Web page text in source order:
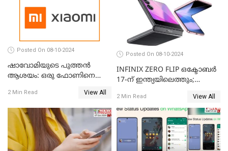
Posted On 08-10-2024
ഷാവോമിയുടെ പുത്തൻ
ആശയം: ഒരു ഫോണിനെ
2 Min Read View All
Posted On 08-10-2024
INFINIX ZERO FLIP ഒക്ടോബർ
17-ന് ഇന്ത്യയിലെത്തും;
കാര്യങ്ങൾ
2 Min Read View All